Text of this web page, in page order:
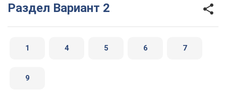
Раздел Вариант 2
1 4 5 6 7
9